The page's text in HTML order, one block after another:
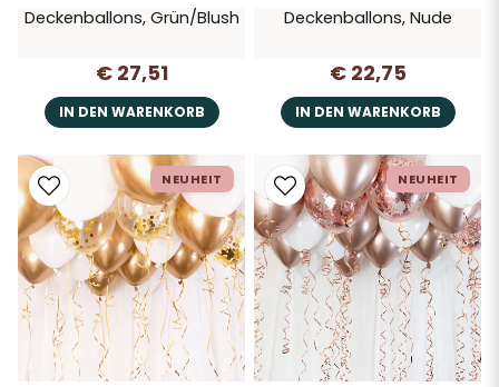
Deckenballons, Grün/Blush
€ 27,51
IN DEN WARENKORB
Deckenballons, Nude
€ 22,75
IN DEN WARENKORB
NEUHEIT NEUHEIT